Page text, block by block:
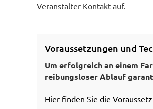
Veranstalter Kontakt auf.
Voraussetzungen und
Um erfolgreich an einem
reibungsloser Ablauf
Hier finden Sie die